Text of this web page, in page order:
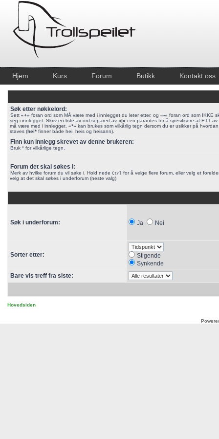
Hjem Kurs Forum Butikk Kontakt oss
Søk etter nøkkelord:
Sett «+» foran ord som MÅ være med i innlegget du leter etter, og «-» foran ord som IKKE
seg i innlegget. Skriv en liste av ord separert av «|» i en parantes for å spesifisere at ETT av
må være med i innlegget. «*» kan brukes som vilkårlig tegn dersom du er usikker på
staves (hei* finner både hei, heis og heisann).
Finn kun innlegg skrevet av denne brukeren:
Bruk * for vilkårlige tegn.
Forum det skal søkes i:
Merk av hvilke forum du vil søke i. Hold nede Ctrl for å velge flere forum, eller velg et
velg at det skal søkes i underforum (neste valg)
Søk i underforum: Ja Nei
Sorter etter:
Stigende
Synkende
Bare vis treff fra siste:
Hovedsiden